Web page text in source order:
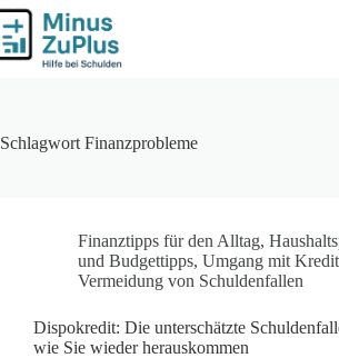
Zum
Inhalt
springen
Schlagwort Finanzprobleme
Finanztipps für den Alltag,
und Budgettipps, Umgang mit
Vermeidung von Schuldenfallen
Dispokredit: Die unterschätzte
wie Sie wieder herauskommen